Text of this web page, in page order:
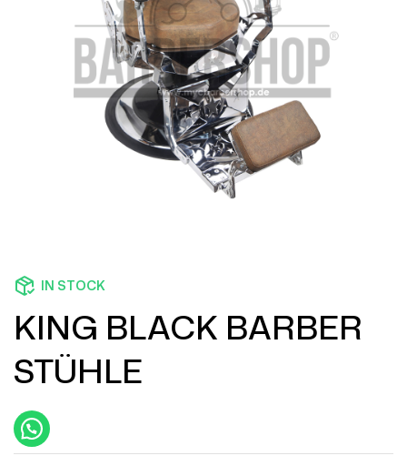
IN STOCK
KING BLACK BARBER
STÜHLE